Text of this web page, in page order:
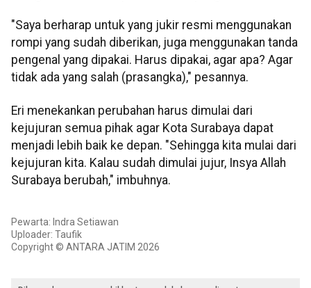
"Saya berharap untuk yang jukir resmi menggunakan
rompi yang sudah diberikan, juga menggunakan tanda
pengenal yang dipakai. Harus dipakai, agar apa? Agar
tidak ada yang salah (prasangka)," pesannya.
Eri menekankan perubahan harus dimulai dari
kejujuran semua pihak agar Kota Surabaya dapat
menjadi lebih baik ke depan. "Sehingga kita mulai dari
kejujuran kita. Kalau sudah dimulai jujur, Insya Allah
Surabaya berubah," imbuhnya.
Pewarta: Indra Setiawan
Uploader: Taufik
Copyright © ANTARA JATIM 2026